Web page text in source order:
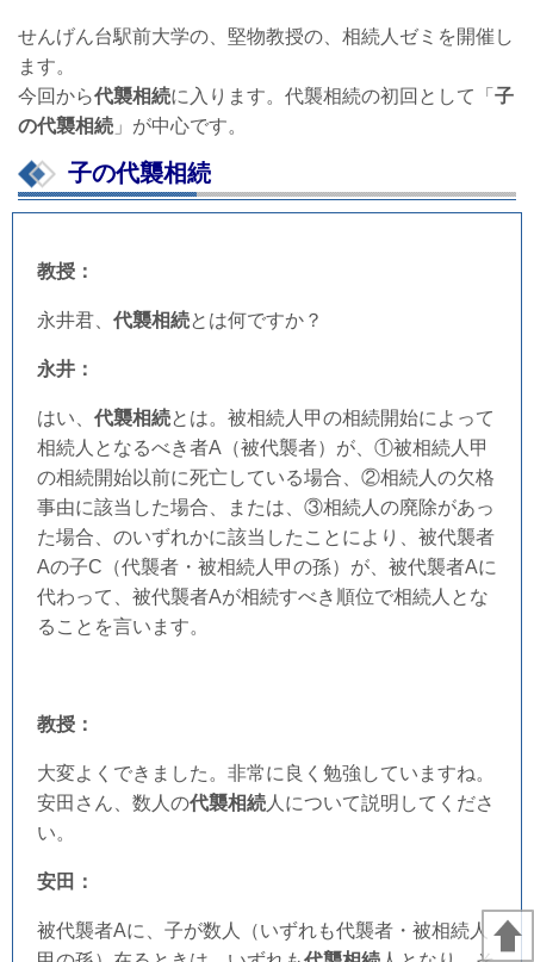
せんげん台駅前大学の、堅物教授の、相続人ゼミを開催し
ます。
今回から代襲相続に入ります。代襲相続の初回として 「 子
の代襲相続 」が中心です。
子の代襲相続
教授：
永井君、 代襲相続とは何ですか？
永井：
はい、 代襲相続とは。被相続人甲の相続開始によって
相続人となるべき者A（被代襲者）が、①被相続人甲
の相続開始以前に死亡している場合、②相続人の欠格
事由に該当した場合、または、③相続人の廃除があっ
た場合、のいずれかに該当したことにより、被代襲者
Aの子C（代襲者・被相続人甲の孫）が、被代襲者Aに
代わって、被代襲者Aが相続すべき順位で相続人とな
ることを言います。
教授：
大変よくできました。非常に良く勉強していますね。
安田さん、数人の代襲相続人について説明してくださ
い。
安田：
被代襲者Aに、子が数人（いずれも代襲者・被相続人